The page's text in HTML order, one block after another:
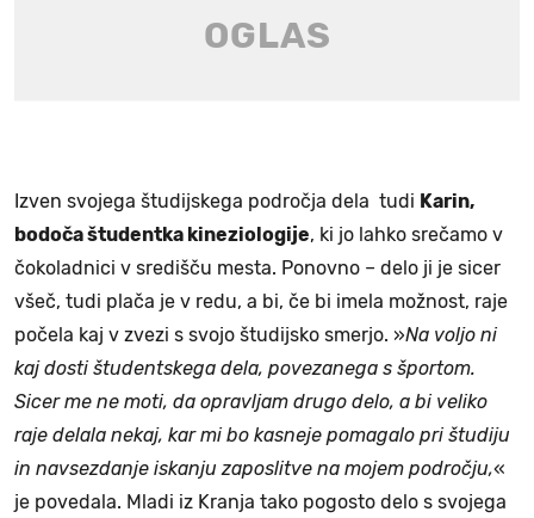
Izven svojega študijskega področja dela tudi Karin,
bodoča študentka kineziologije, ki jo lahko srečamo v
čokoladnici v središču mesta. Ponovno – delo ji je sicer
všeč, tudi plača je v redu, a bi, če bi imela možnost, raje
počela kaj v zvezi s svojo študijsko smerjo. »Na voljo ni
kaj dosti študentskega dela, povezanega s športom.
Sicer me ne moti, da opravljam drugo delo, a bi veliko
raje delala nekaj, kar mi bo kasneje pomagalo pri študiju
in navsezdanje iskanju zaposlitve na mojem področju,«
je povedala. Mladi iz Kranja tako pogosto delo s svojega